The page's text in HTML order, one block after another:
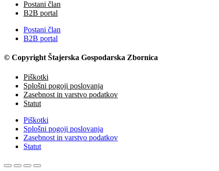
Postani član
B2B portal
Postani član
B2B portal
© Copyright Štajerska Gospodarska Zbornica
Piškotki
Splošni pogoji poslovanja
Zasebnost in varstvo podatkov
Statut
Piškotki
Splošni pogoji poslovanja
Zasebnost in varstvo podatkov
Statut